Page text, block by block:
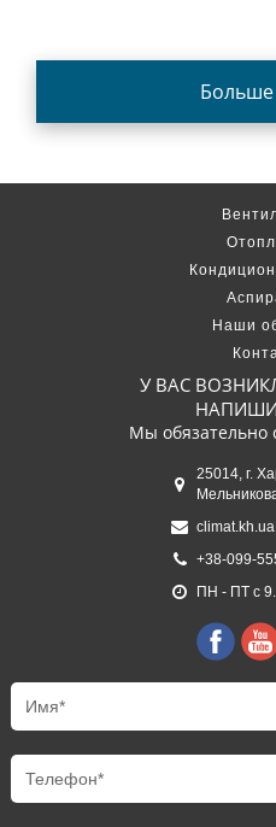
Наши
У ВАС
Мы обязательно
25014, г.
+38-099-
ПН - ПТ с